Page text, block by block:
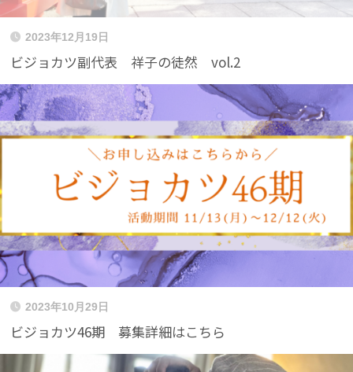
2023年12月19日
ビジョカツ副代表 祥子の徒然 vol.2
2023年10月29日
ビジョカツ46期 募集詳細はこちら